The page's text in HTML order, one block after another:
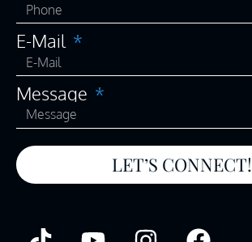
E-Mail
Message
LET’S CONNECT!